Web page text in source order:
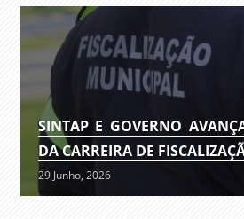
SINTAP E GOVERNO
DA CARREIRA DE
29 Junho, 2026